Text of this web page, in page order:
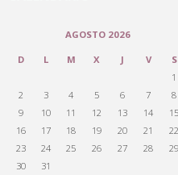
AGOSTO 2026
D L M X J V
S
1
2
3 4 5 6 7
8
9
10 11 12 13 14
15
16
17 18 19 20 21
22
23
24 25 26 27 28
29
30
31